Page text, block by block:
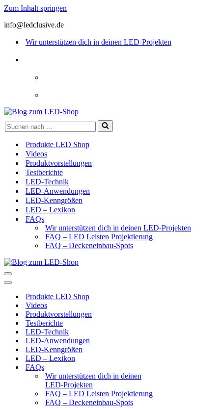
Zum Inhalt springen
info@ledclusive.de
Wir unterstützen dich in deinen LED-Projekten
Suchen
nach …
Produkte LED Shop
Videos
Produktvorstellungen
Testberichte
LED-Technik
LED-Anwendungen
LED-Kenngrößen
LED – Lexikon
FAQs
Wir unterstützen dich in deinen LED-Projekten
FAQ – LED Leisten Projektierung
FAQ – Deckeneinbau-Spots
Navigationsmenü
Navigationsmenü
Produkte LED Shop
Videos
Produktvorstellungen
Testberichte
LED-Technik
LED-Anwendungen
LED-Kenngrößen
LED – Lexikon
FAQs
Wir unterstützen dich in deinen
LED-Projekten
FAQ – LED Leisten Projektierung
FAQ – Deckeneinbau-Spots